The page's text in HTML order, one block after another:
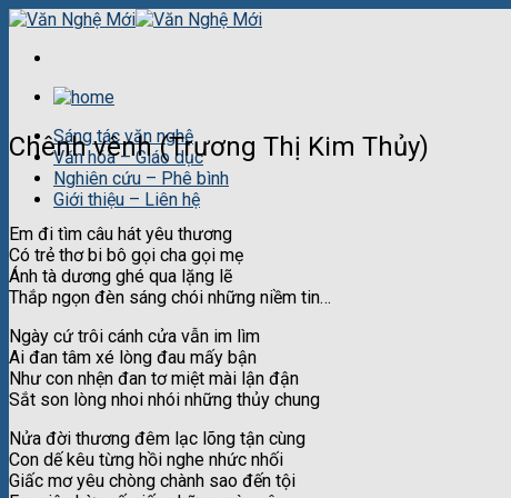
Skip
content
Sáng tác văn nghệ
Văn hóa – Giáo dục
Nghiên cứu – Phê bình
Giới thiệu – Liên hệ
Chênh vênh (Trương Thị Kim Thủy)
Em đi tìm câu hát yêu thương
Có trẻ thơ bi bô gọi cha gọi mẹ
Ánh tà dương ghé qua lặng lẽ
Thắp ngọn đèn sáng chói những niềm tin…
Ngày cứ trôi cánh cửa vẫn im lìm
Ai đan tâm xé lòng đau mấy bận
Như con nhện đan tơ miệt mài lận đận
Sắt son lòng nhoi nhói những thủy chung
Nửa đời thương đêm lạc lõng tận cùng
Con dế kêu từng hồi nghe nhức nhối
Giấc mơ yêu chòng chành sao đến tội